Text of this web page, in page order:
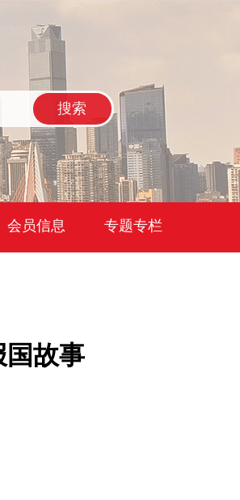
搜索
会员信息 专题专栏
国故事